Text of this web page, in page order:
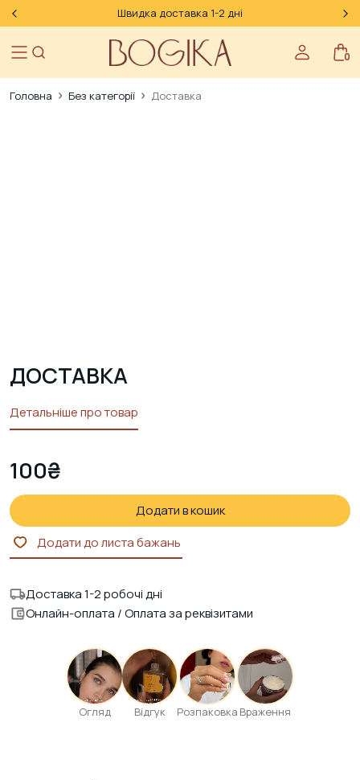
Швидка доставка 1-2 дні
0
Головна Без категорії Доставка
ДОСТАВКА
Детальніше про товар
100₴
Додати в кошик
Додати до листа бажань
Доставка 1-2 робочі дні
Онлайн-оплата / Оплата за реквізитами
Огляд Відгук Розпаковка Враження